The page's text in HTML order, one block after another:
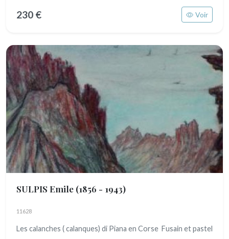
230 € Voir
SULPIS Emile (1856 - 1943)
11628
Les calanches ( calanques) di Piana en Corse Fusain et pastel